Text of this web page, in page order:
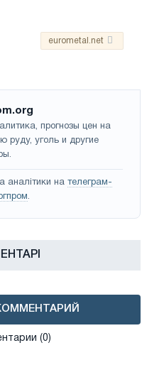
eurometal.net
прогнозы цен на
руду, уголь и другие
аналітики на телеграм-
.
(0)